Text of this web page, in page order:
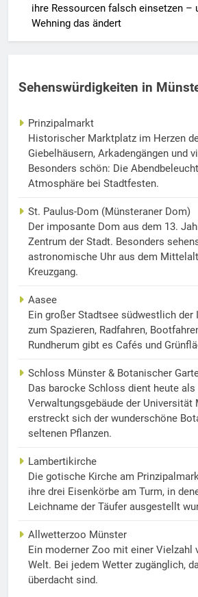
ihre Ressourcen falsch einsetzen –
Wehning das ändert
Sehenswürdigkeiten in
Prinzipalmarkt
Historischer Marktplatz im Herzen
Giebelhäusern, Arkadengängen und
Besonders schön: Die
Atmosphäre bei Stadtfesten.
St. Paulus-Dom (Münsteraner Dom)
Der imposante Dom aus dem 13.
Zentrum der Stadt. Besonders
astronomische Uhr aus dem
Kreuzgang.
Aasee
Ein großer Stadtsee südwestlich der
zum Spazieren, Radfahren,
Rundherum gibt es Cafés und
Schloss Münster & Botanischer
Das barocke Schloss dient heute als
Verwaltungsgebäude der Universität
erstreckt sich der wunderschöne
seltenen Pflanzen.
Lambertikirche
Die gotische Kirche am
ihre drei Eisenkörbe am Turm, in
Leichname der Täufer ausgestellt
Allwetterzoo Münster
Ein moderner Zoo mit einer Vielzahl
Welt. Bei jedem Wetter zugänglich,
überdacht sind.